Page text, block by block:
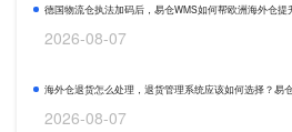
德国物流仓执法加码后，易仓WMS如何帮欧洲海外仓提
2026-08-07
海外仓退货怎么处理，退货管理系统应该如何选择？易
2026-08-07